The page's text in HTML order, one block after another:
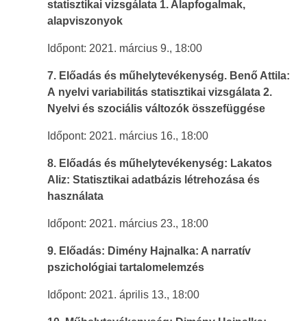
statisztikai vizsgálata 1. Alapfogalmak,
alapviszonyok
Időpont: 2021. március 9., 18:00
7. Előadás és műhelytevékenység. Benő Attila:
A nyelvi variabilitás statisztikai vizsgálata 2.
Nyelvi és szociális változók összefüggése
Időpont: 2021. március 16., 18:00
8. Előadás és műhelytevékenység: Lakatos
Aliz: Statisztikai adatbázis létrehozása és
használata
Időpont: 2021. március 23., 18:00
9. Előadás: Dimény Hajnalka: A narratív
pszichológiai tartalomelemzés
Időpont: 2021. április 13., 18:00